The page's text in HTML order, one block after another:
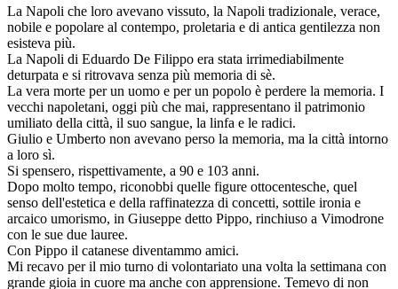
La Napoli che loro avevano vissuto, la Napoli tradizionale, verace,
nobile e popolare al contempo, proletaria e di antica gentilezza non
esisteva più.
La Napoli di Eduardo De Filippo era stata irrimediabilmente
deturpata e si ritrovava senza più memoria di sè.
La vera morte per un uomo e per un popolo è perdere la memoria. I
vecchi napoletani, oggi più che mai, rappresentano il patrimonio
umiliato della città, il suo sangue, la linfa e le radici.
Giulio e Umberto non avevano perso la memoria, ma la città intorno
a loro sì.
Si spensero, rispettivamente, a 90 e 103 anni.
Dopo molto tempo, riconobbi quelle figure ottocentesche, quel
senso dell'estetica e della raffinatezza di concetti, sottile ironia e
arcaico umorismo, in Giuseppe detto Pippo, rinchiuso a Vimodrone
con le sue due lauree.
Con Pippo il catanese diventammo amici.
Mi recavo per il mio turno di volontariato una volta la settimana con
grande gioia in cuore ma anche con apprensione. Temevo di non